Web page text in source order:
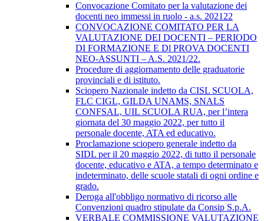
Convocazione Comitato per la valutazione dei
docenti neo immessi in ruolo - a.s. 202122
CONVOCAZIONE COMITATO PER LA
VALUTAZIONE DEI DOCENTI – PERIODO
DI FORMAZIONE E Dl PROVA DOCENTI
NEO-ASSUNTI – A.S. 2021/22.
Procedure di aggiornamento delle graduatorie
provinciali e di istituto.
Sciopero Nazionale indetto da CISL SCUOLA,
FLC CIGL, GILDA UNAMS, SNALS
CONFSAL, UIL SCUOLA RUA, per l’intera
giornata del 30 maggio 2022, per tutto il
personale docente, ATA ed educativo.
Proclamazione sciopero generale indetto da
SIDL per il 20 maggio 2022, di tutto il personale
docente, educativo e ATA, a tempo determinato e
indeterminato, delle scuole statali di ogni ordine e
grado.
Deroga all'obbligo normativo di ricorso alle
Convenzioni quadro stipulate da Consip S.p.A.
VERBALE COMMISSIONE VALUTAZIONE